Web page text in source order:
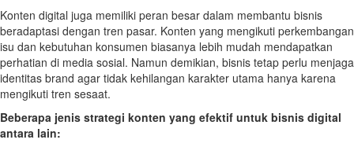
Konten digital juga memiliki peran besar dalam membantu bisnis
beradaptasi dengan tren pasar. Konten yang mengikuti perkembangan
isu dan kebutuhan konsumen biasanya lebih mudah mendapatkan
perhatian di media sosial. Namun demikian, bisnis tetap perlu menjaga
identitas brand agar tidak kehilangan karakter utama hanya karena
mengikuti tren sesaat.
Beberapa jenis strategi konten yang efektif untuk bisnis digital
antara lain: